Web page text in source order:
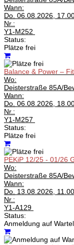
Wann:
Do. 06.08.2026,
Nr.:
Y1-M252
Status:
Plätze frei
Balance & Power –
Wo:
Deisterstraße 85A/
Wann:
Do. 06.08.2026,
Nr.:
Y1-M257
Status:
Plätze frei
PEKiP 12/25 - 01/26
Wo:
Deisterstraße 85A/
Wann:
Do. 13.08.2026,
Nr.:
Y1-A129
Status:
Anmeldung auf